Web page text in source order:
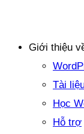
Giới thiệu
Tài
Học
Hỗ trợ